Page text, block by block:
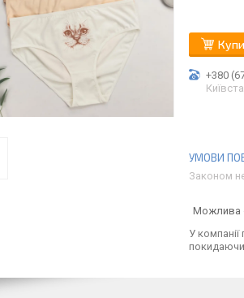
+380
Законом
У
покидаючи